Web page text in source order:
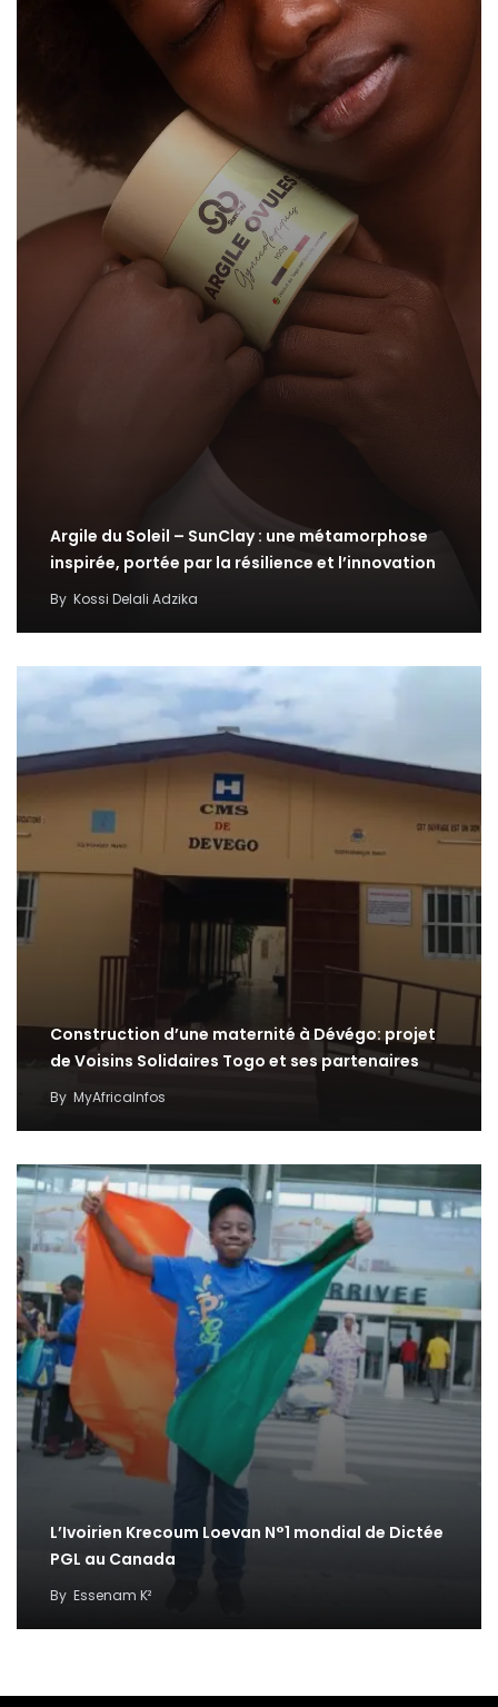
Argile du Soleil – SunClay : une métamorphose
inspirée, portée par la résilience et l’innovation
By Kossi Delali Adzika
Construction d’une maternité à Dévégo: projet
de Voisins Solidaires Togo et ses partenaires
By MyAfricaInfos
L’Ivoirien Krecoum Loevan N°1 mondial de Dictée
PGL au Canada
By Essenam K²